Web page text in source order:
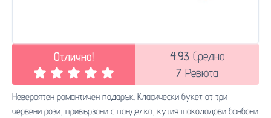
Отлично! 4.93Средно
7 Ревюта
Невероятен романтичен подарък. Класически букет от три
червени рози, привързани с панделка, кутия шоколадови бонбони